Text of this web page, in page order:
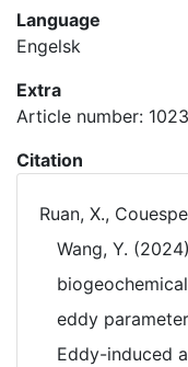
Language
Engelsk
Extra
Article number:
Citation
Ruan, X.,
Wang, Y.
eddy
Eddy-induced